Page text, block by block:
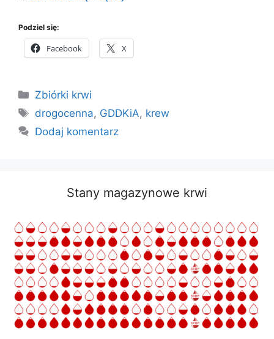
Podziel się:
Facebook X
Kategorie
Zbiórki krwi
Tagi
drogocenna, GDDKiA, krew
Dodaj komentarz
Stany magazynowe krwi